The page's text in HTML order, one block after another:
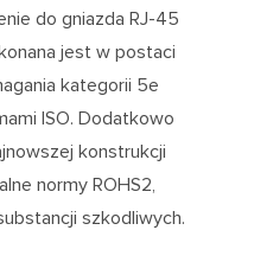
do gniazda RJ-45
jest w postaci
kategorii 5e
ISO. Dodatkowo
konstrukcji
normy ROHS2,
szkodliwych.